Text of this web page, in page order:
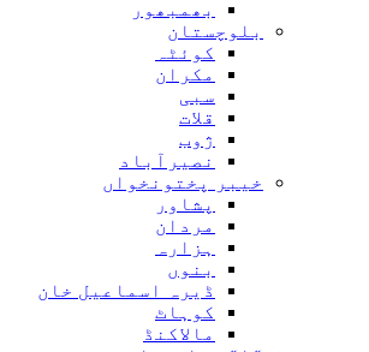
بھمبھور
بلوچستان
کوئٹہ
مکران
سبی
قلات
ژوب
نصیرآباد
خیبر پختونخواں
پشاور
مردان
ہزارہ
بنوں
ڈیرہ اسماعیل خان
کوہاٹ
مالاکنڈ